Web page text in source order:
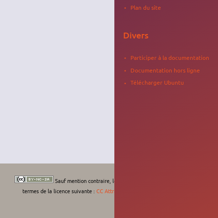
Sauf mention contraire, le contenu de ce wiki est placé sous les
termes de la licence suivante : CC Attribution-Noncommercial-Share Alike 4.0
Plan du site
Divers
Participer à la documentation
Documentation hors ligne
Télécharger Ubuntu